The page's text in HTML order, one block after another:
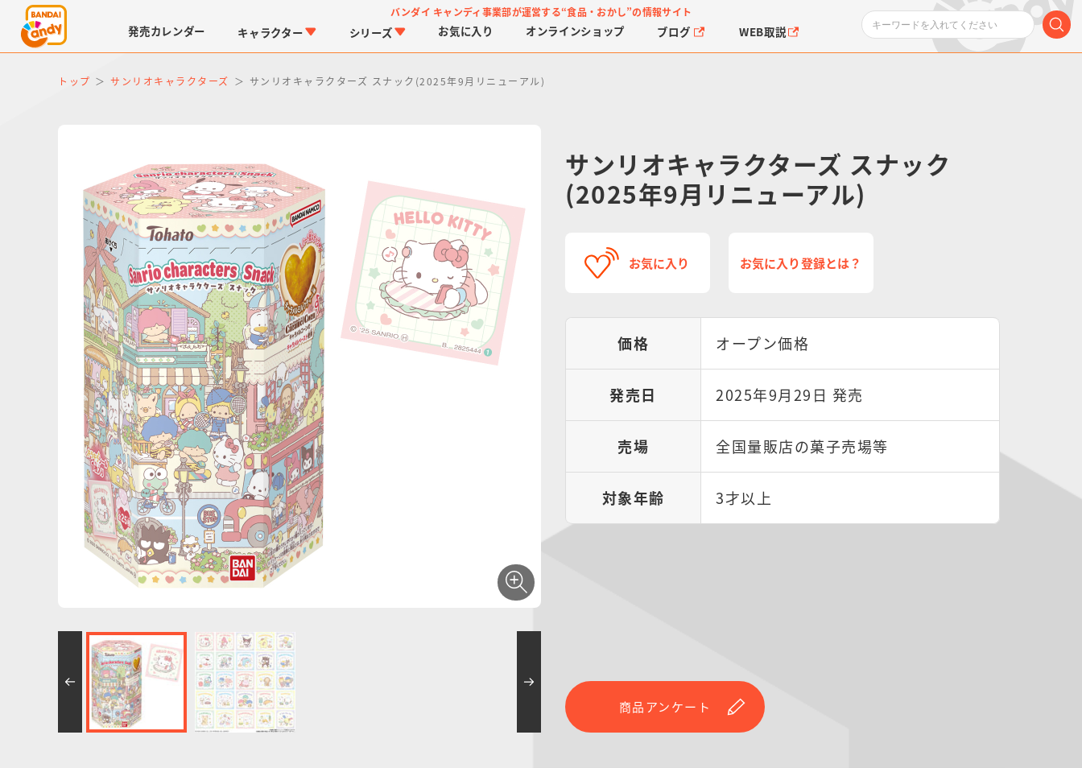
バンダイ キャンディ事業部が運営する“食品・おかし”の情報サイト
発売カレンダー キャラクター
LINK TRAVELERS 仮面ライダーシリーズ
PROJECT R.E.D.・ス
ーパー戦隊シリーズ
シリーズ
チョコボックス キャラパキ つりグミ
お気に入り オンラインショップ ブログ WEB取説
トップ サンリオキャラクターズ サンリオキャラクターズ スナック(2025年9月リニューアル)
サンリオキャラクターズ スナック
(2025年9月リニューアル)
お気に入り お気に入り登録とは？
価格 オープン価格
発売日 2025年9月29日 発売
売場 全国量販店の菓子売場等
対象年齢 3才以上
商品アンケート